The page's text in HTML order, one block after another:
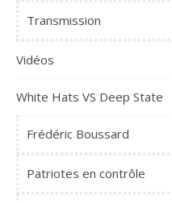
Transmission
Vidéos
White Hats VS Deep State
Frédéric Boussard
Patriotes en contrôle